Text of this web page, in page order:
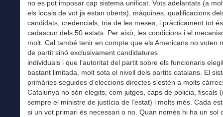
no es pot imposar cap sistema unificat. Vots adelantats (a
els locals de vot ja estan oberts), màquines, qualificacions
candidats, credencials, tria de les meses, i pràcticament tot
cadascun dels 50 estats. Per això, les condicions i el
molt. Cal també tenir en compte que els Americans no voten
de partit sinó exclusivament candidatures
individuals i que l’autoritat del partit sobre els funcionaris
bastant limitada, molt sota el nivell dels partits catalans. El
primàries seguides d’eleccions directes s’estén a molts
Catalunya no són elegits, com jutges, caps de policia, fiscals
sempre el ministre de justícia de l’estat) i molts més. Cada
si un vot primari és necessari o no. Quan només hi ha un sol